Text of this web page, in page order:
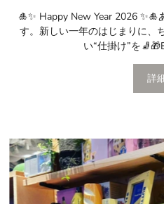
🎍✨ Happy New Year 2026
す。新しい一年のはじまりに、
い“仕掛け”を
詳